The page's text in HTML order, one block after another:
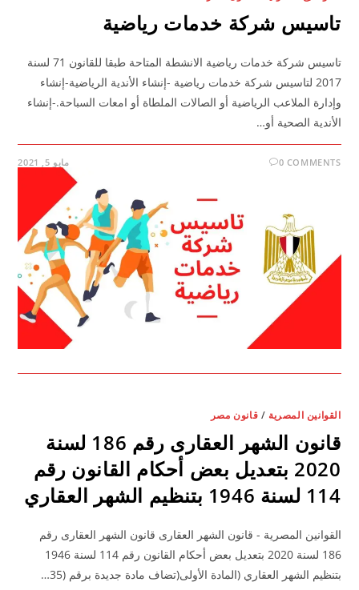
تاسيس شركة خدمات رياضية
تاسيس شركة خدمات رياضية الانشطة المتاحة طبقا للقانون 71 لسنة
2017 لتاسيس شركة خدمات رياضية -إنشاء الأندية الرياضية-إنشاء
وإدارة الملاعب الرياضية أو الصالات الملطاة أو امعات السباحة.-إنشاء
الأندية الصحية أو…
0 COMMENTS مايو 5, 2021
القوانين المصرية / قانون مصر
قانون الشهر العقارى رقم 186 لسنة
2020 بتعديل بعض أحكام القانون رقم
114 لسنة 1946 بتنظيم الشهر العقاري
القوانين المصرية - قانون الشهر العقارى قانون الشهر العقارى رقم
186 لسنة 2020 بتعديل بعض أحكام القانون رقم 114 لسنة 1946
بتنظيم الشهر العقاري (المادة الأولى(تضاف مادة جديدة برقم (35…